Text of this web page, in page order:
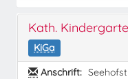
Kath.
KiGa
Anschrift: